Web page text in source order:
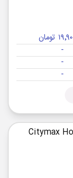
تومان
-
-
-
| Citymax